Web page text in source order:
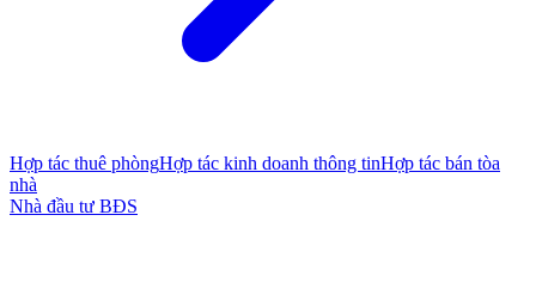
Hợp tác thuê phòngHợp tác kinh doanh thông tinHợp tác bán tòa
nhà
Nhà đầu tư BĐS